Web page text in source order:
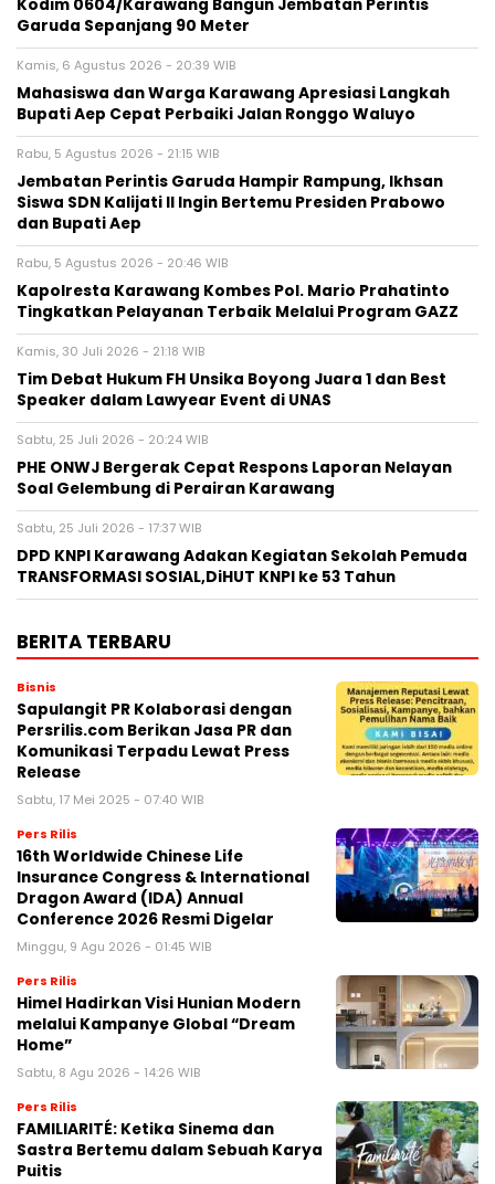
Kodim 0604/Karawang Bangun Jembatan Perintis
Garuda Sepanjang 90 Meter
Kamis, 6 Agustus 2026 - 20:39 WIB
Mahasiswa dan Warga Karawang Apresiasi Langkah
Bupati Aep Cepat Perbaiki Jalan Ronggo Waluyo
Rabu, 5 Agustus 2026 - 21:15 WIB
Jembatan Perintis Garuda Hampir Rampung, Ikhsan
Siswa SDN Kalijati II Ingin Bertemu Presiden Prabowo
dan Bupati Aep
Rabu, 5 Agustus 2026 - 20:46 WIB
Kapolresta Karawang Kombes Pol. Mario Prahatinto
Tingkatkan Pelayanan Terbaik Melalui Program GAZZ
Kamis, 30 Juli 2026 - 21:18 WIB
​Tim Debat Hukum FH Unsika Boyong Juara 1 dan Best
Speaker dalam Lawyear Event di UNAS
Sabtu, 25 Juli 2026 - 20:24 WIB
PHE ONWJ Bergerak Cepat Respons Laporan Nelayan
Soal Gelembung di Perairan Karawang
Sabtu, 25 Juli 2026 - 17:37 WIB
DPD KNPI Karawang Adakan Kegiatan Sekolah Pemuda
TRANSFORMASI SOSIAL,DiHUT KNPI ke 53 Tahun
BERITA TERBARU
Bisnis
Sapulangit PR Kolaborasi dengan
Persrilis.com Berikan Jasa PR dan
Komunikasi Terpadu Lewat Press
Release
Sabtu, 17 Mei 2025 - 07:40 WIB
Pers Rilis
16th Worldwide Chinese Life
Insurance Congress & International
Dragon Award (IDA) Annual
Conference 2026 Resmi Digelar
Minggu, 9 Agu 2026 - 01:45 WIB
Pers Rilis
Himel Hadirkan Visi Hunian Modern
melalui Kampanye Global “Dream
Home”
Sabtu, 8 Agu 2026 - 14:26 WIB
Pers Rilis
FAMILIARITÉ: Ketika Sinema dan
Sastra Bertemu dalam Sebuah Karya
Puitis